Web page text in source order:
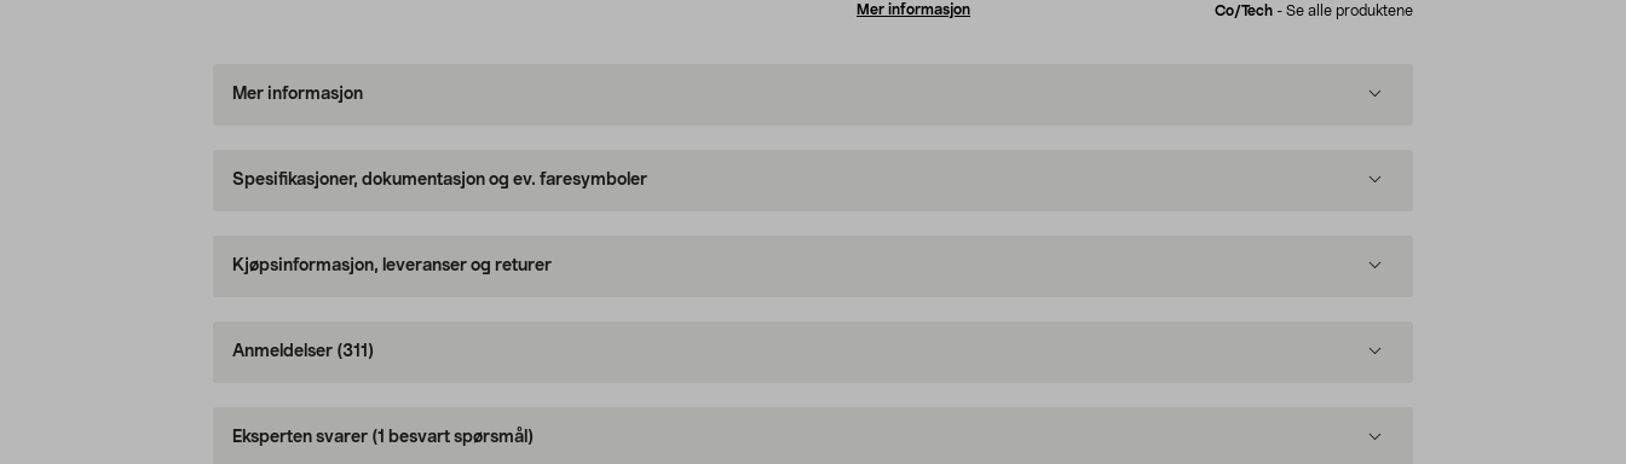
Mer informasjon Co/tech - Se alle produktene
Mer informasjon
Spesifikasjoner, dokumentasjon og ev. faresymboler
Kjøpsinformasjon, leveranser og returer
Anmeldelser (311)
Eksperten svarer (1 besvart spørsmål)